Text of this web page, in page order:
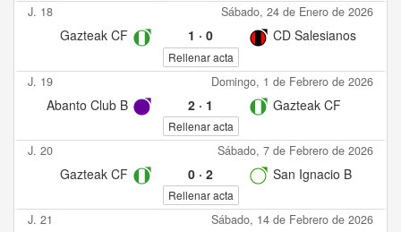
J. 18 Sábado, 24 de Enero de 2026
Gazteak CF 1 · 0 CD Salesianos
Rellenar acta
J. 19 Domingo, 1 de Febrero de 2026
Abanto Club B 2· 1 Gazteak CF
Rellenar acta
J. 20 Sábado, 7 de Febrero de 2026
Gazteak CF 0· 2 San Ignacio B
Rellenar acta
J. 21 Sábado, 14 de Febrero de 2026